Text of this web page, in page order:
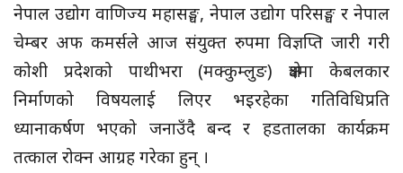
नेपाल उद्योग वाणिज्य महासङ्घ, नेपाल उद्योग परिसङ्घ र नेपाल
चेम्बर अफ कमर्सले आज संयुक्त रुपमा विज्ञप्ति जारी गरी
कोशी प्रदेशको पाथीभरा (मक्कुम्लुङ) क्षेत्रमा केबलकार
निर्माणको विषयलाई लिएर भइरहेका गतिविधिप्रति
ध्यानाकर्षण भएको जनाउँदै बन्द र हडतालका कार्यक्रम
तत्काल रोक्न आग्रह गरेका हुन् ।